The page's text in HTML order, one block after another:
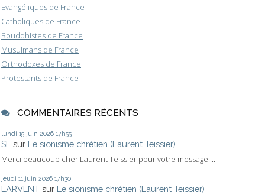
Evangéliques de France
Catholiques de France
Bouddhistes de France
Musulmans de France
Orthodoxes de France
Protestants de France
COMMENTAIRES RÉCENTS
lundi 15 juin 2026 17h55
SF sur Le sionisme chrétien (Laurent Teissier)
Merci beaucoup cher Laurent Teissier pour votre message....
jeudi 11 juin 2026 17h30
LARVENT sur Le sionisme chrétien (Laurent Teissier)